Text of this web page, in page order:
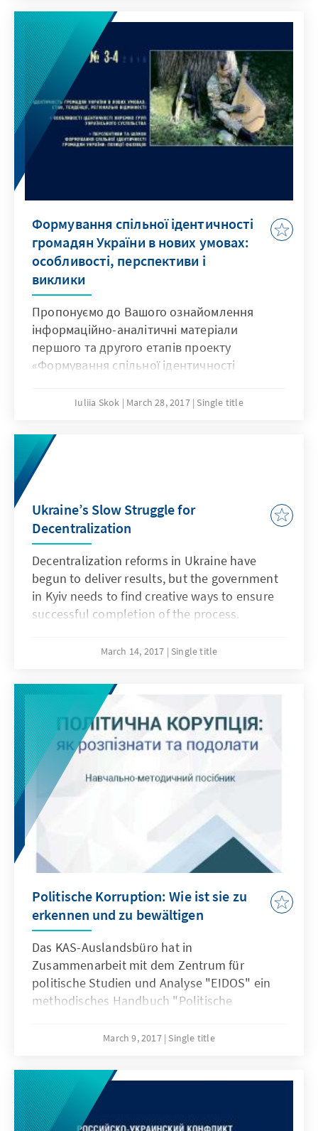
Office in Ukraine, Matra Programme of the
Ministry of Foreign Affairs of the Netherlands,
SIDA Programme of the Ministry of Foreign
Affairs of Sweden.
Формування спільної ідентичності
громадян України в нових умовах:
особливості, перспективи і
виклики
Пропонуємо до Вашого ознайомлення
інформаційно-аналітичні матеріали
першого та другого етапів проекту
«Формування спільної ідентичності
особливості, перспективи і виклики», що
підтримки Представництва Фонду Конрада
Аденауера в Україні, програми «Matra» МЗС
Нідерландів, SIDA МЗС Швеції.
Iuliia Skok March 28, 2017 Single title
Ukraine’s Slow Struggle for
Decentralization
Decentralization reforms in Ukraine have
begun to deliver results, but the government
in Kyiv needs to find creative ways to ensure
successful completion of the process.
March 14, 2017 Single title
Politische Korruption: Wie ist sie zu
erkennen und zu bewältigen
Das KAS-Auslandsbüro hat in
Zusammenarbeit mit dem Zentrum für
politische Studien und Analyse "EIDOS" ein
methodisches Handbuch "Politische
bewältigen" herausgegeben. Die Publikation
Korruption ein, beschreibt internationale
Erfahrungen in der Bekämpfung ihrer Gründe,
den Mechanismus der öffentlichen
Finanzierung der Parteien und den Prozess
March 9, 2017 Single title